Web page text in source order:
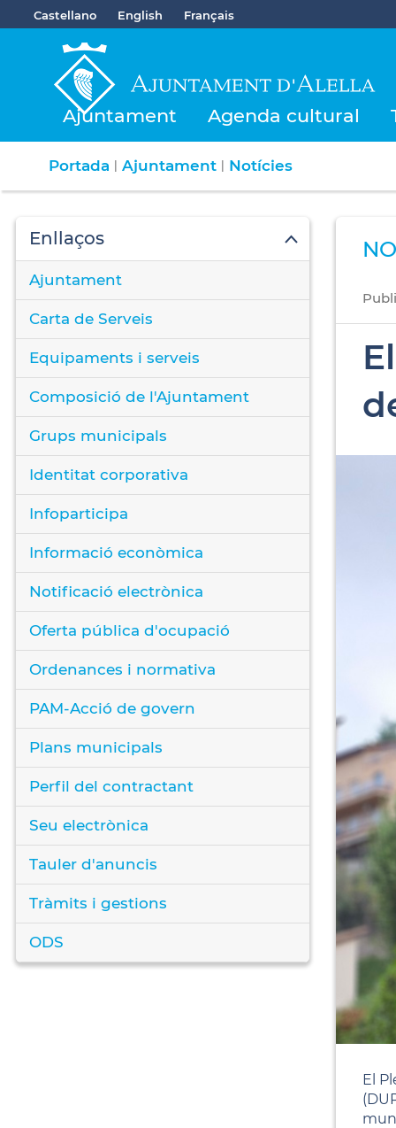
Castellano English Français
Ajuntament Agenda cultural
Portada | Ajuntament | Notícies
Enllaços
Ajuntament
Carta de Serveis
Equipaments i serveis
Composició de l'Ajuntament
Grups municipals
Identitat corporativa
Infoparticipa
Informació econòmica
Notificació electrònica
Oferta pública d'ocupació
Ordenances i normativa
PAM-Acció de govern
Plans municipals
Perfil del contractant
Seu electrònica
Tauler d'anuncis
Tràmits i gestions
ODS
El